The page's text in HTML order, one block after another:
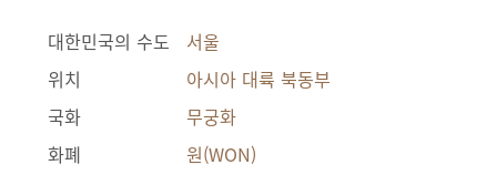
대한민국의 수도
서울
위치
아시아 대륙 북동부
국화
무궁화
화폐
원(WON)